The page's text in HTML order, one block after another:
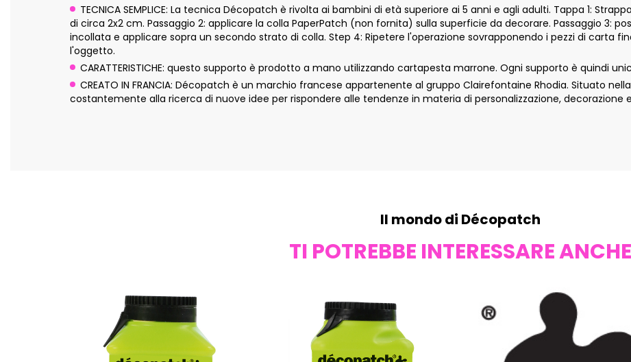
TECNICA SEMPLICE: La tecnica Décopatch è rivolta ai bambini di età superiore ai 5 anni e agli adulti. Tappa 1:
di circa 2x2 cm. Passaggio 2: applicare la colla PaperPatch (non fornita) sulla superficie da decorare. Passaggio 3:
incollata e applicare sopra un secondo strato di colla. Step 4: Ripetere l'operazione sovrapponendo i pezzi di carta
l'oggetto.
CARATTERISTICHE: questo supporto è prodotto a mano utilizzando cartapesta marrone. Ogni supporto è quindi
CREATO IN FRANCIA: Décopatch è un marchio francese appartenente al gruppo Clairefontaine Rhodia. Situato
costantemente alla ricerca di nuove idee per rispondere alle tendenze in materia di personalizzazione, decorazione
Il mondo di Décopatch
TI POTREBBE INTERESSARE ANCHE